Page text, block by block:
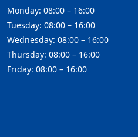
Monday: 08:00 – 16:00
Tuesday: 08:00 – 16:00
Wednesday: 08:00 – 16:00
Thursday: 08:00 – 16:00
Friday: 08:00 – 16:00